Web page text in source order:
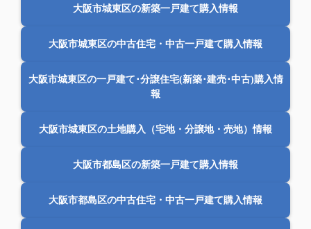
大阪市城東区の新築一戸建て購入情報
大阪市城東区の中古住宅・中古一戸建て購入情報
大阪市城東区の一戸建て･分譲住宅(新築･建売･中古)購入情
報
大阪市城東区の土地購入（宅地・分譲地・売地）情報
大阪市都島区の新築一戸建て購入情報
大阪市都島区の中古住宅・中古一戸建て購入情報